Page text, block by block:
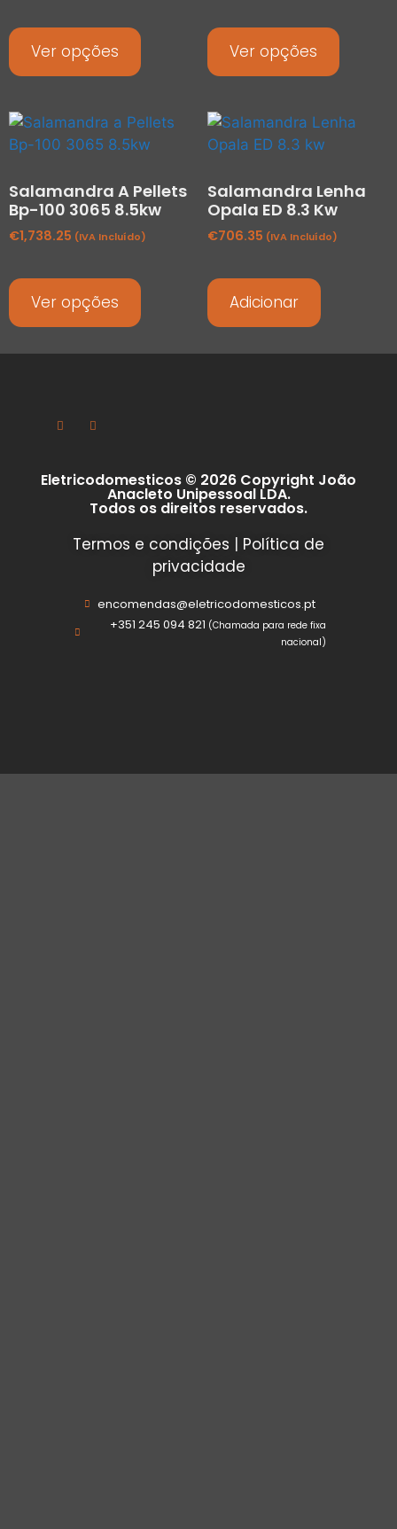
Ver opções Ver opções
Salamandra A Pellets
Bp-100 3065 8.5kw
€1,738.25 (IVA Incluído)
Ver opções
Salamandra Lenha
Opala ED 8.3 Kw
€706.35 (IVA Incluído)
Adicionar
Eletricodomesticos © 2026 Copyright João
Anacleto Unipessoal LDA.
Todos os direitos reservados.
Termos e condições | Política de
privacidade
encomendas@eletricodomesticos.pt
+351 245 094 821 (Chamada para rede fixa
nacional)